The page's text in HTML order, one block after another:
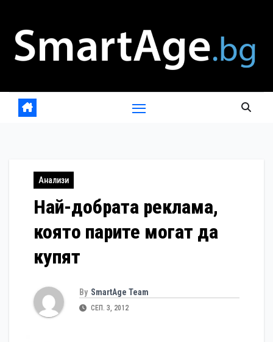
content
Анализи
Най-добрата реклама,
която парите могат да
купят
By SmartAge Team
СЕП. 3, 2012